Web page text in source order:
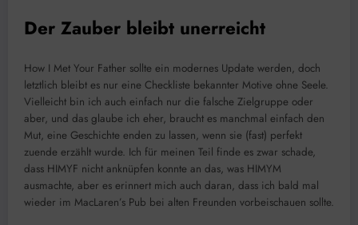
Der Zauber bleibt unerreicht
How I Met Your Father sollte ein modernes Update werden, doch
letztlich bleibt es nur eine Checkliste bekannter Motive ohne Seele.
Vielleicht bin ich auch einfach nur die falsche Zielgruppe oder
aber, und das glaube ich eher, braucht es manchmal einfach den
Mut, eine Geschichte enden zu lassen, wenn sie (fast) perfekt
zuende erzählt wurde. Ich für meinen Teil finde es zwar schade,
dass HIMYF nicht anknüpfen konnte an das, was HIMYM
ausmachte, aber es erinnert mich auch daran, dass ich bald mal
wieder im MacLaren’s Pub bei alten Freunden vorbeischauen sollte.